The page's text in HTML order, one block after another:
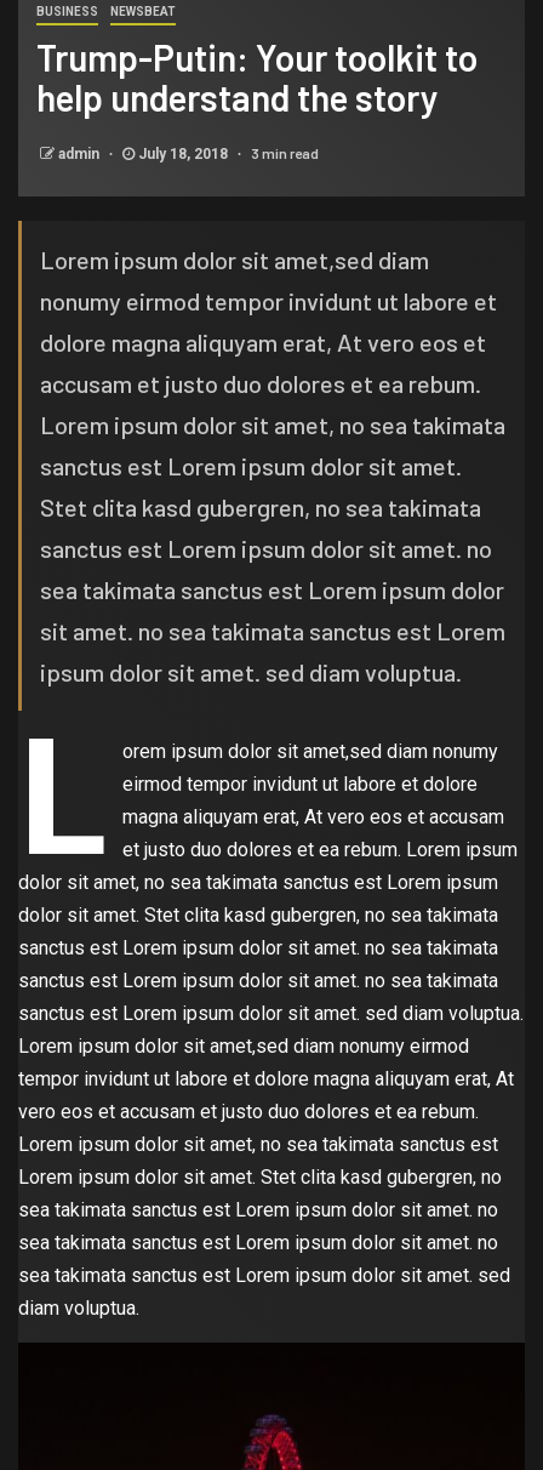
BUSINESS NEWSBEAT
Trump-Putin: Your toolkit to
help understand the story
admin July 18, 2018 3 min read
Lorem ipsum dolor sit amet,sed diam
nonumy eirmod tempor invidunt ut labore et
dolore magna aliquyam erat, At vero eos et
accusam et justo duo dolores et ea rebum.
Lorem ipsum dolor sit amet, no sea takimata
sanctus est Lorem ipsum dolor sit amet.
Stet clita kasd gubergren, no sea takimata
sanctus est Lorem ipsum dolor sit amet. no
sea takimata sanctus est Lorem ipsum dolor
sit amet. no sea takimata sanctus est Lorem
ipsum dolor sit amet. sed diam voluptua.
L
orem ipsum dolor sit amet,sed diam nonumy
eirmod tempor invidunt ut labore et dolore
magna aliquyam erat, At vero eos et accusam
et justo duo dolores et ea rebum. Lorem ipsum
dolor sit amet, no sea takimata sanctus est Lorem ipsum
dolor sit amet. Stet clita kasd gubergren, no sea takimata
sanctus est Lorem ipsum dolor sit amet. no sea takimata
sanctus est Lorem ipsum dolor sit amet. no sea takimata
sanctus est Lorem ipsum dolor sit amet. sed diam voluptua.
Lorem ipsum dolor sit amet,sed diam nonumy eirmod
tempor invidunt ut labore et dolore magna aliquyam erat, At
vero eos et accusam et justo duo dolores et ea rebum.
Lorem ipsum dolor sit amet, no sea takimata sanctus est
Lorem ipsum dolor sit amet. Stet clita kasd gubergren, no
sea takimata sanctus est Lorem ipsum dolor sit amet. no
sea takimata sanctus est Lorem ipsum dolor sit amet. no
sea takimata sanctus est Lorem ipsum dolor sit amet. sed
diam voluptua.